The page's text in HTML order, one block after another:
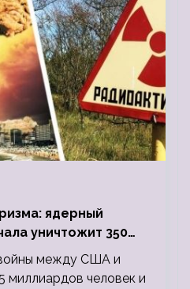
ядерный
уничтожит 350
5 миллиардов
между США и
миллиардов человек и